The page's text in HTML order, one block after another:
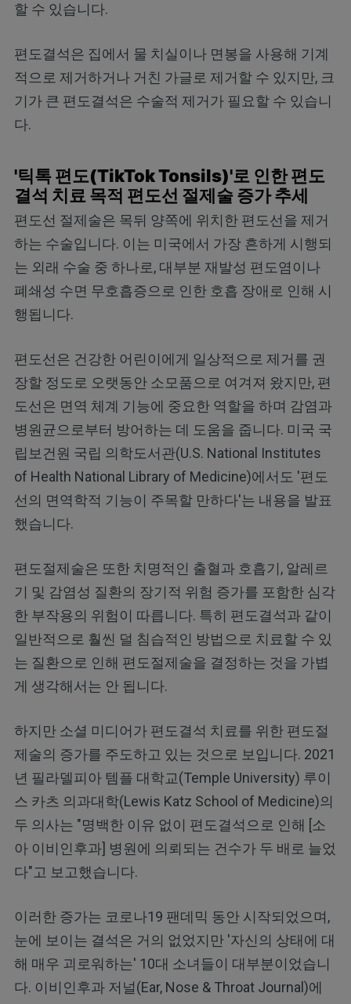
할 수 있습니다.
편도결석은 집에서 물 치실이나 면봉을 사용해 기계
적으로 제거하거나 거친 가글로 제거할 수 있지만, 크
기가 큰 편도결석은 수술적 제거가 필요할 수 있습니
다.
'틱톡 편도(TikTok Tonsils)'로 인한 편도
결석 치료 목적 편도선 절제술 증가 추세
편도선 절제술은 목뒤 양쪽에 위치한 편도선을 제거
하는 수술입니다. 이는 미국에서 가장 흔하게 시행되
는 외래 수술 중 하나로, 대부분 재발성 편도염이나
폐쇄성 수면 무호흡증으로 인한 호흡 장애로 인해 시
행됩니다.
편도선은 건강한 어린이에게 일상적으로 제거를 권
장할 정도로 오랫동안 소모품으로 여겨져 왔지만, 편
도선은 면역 체계 기능에 중요한 역할을 하며 감염과
병원균으로부터 방어하는 데 도움을 줍니다. 미국 국
립보건원 국립 의학도서관(U.S. National Institutes
of Health National Library of Medicine)에서도 '편도
선의 면역학적 기능이 주목할 만하다'는 내용을 발표
했습니다.
편도절제술은 또한 치명적인 출혈과 호흡기, 알레르
기 및 감염성 질환의 장기적 위험 증가를 포함한 심각
한 부작용의 위험이 따릅니다. 특히 편도결석과 같이
일반적으로 훨씬 덜 침습적인 방법으로 치료할 수 있
는 질환으로 인해 편도절제술을 결정하는 것을 가볍
게 생각해서는 안 됩니다.
하지만 소셜 미디어가 편도결석 치료를 위한 편도절
제술의 증가를 주도하고 있는 것으로 보입니다. 2021
년 필라델피아 템플 대학교(Temple University) 루이
스 카츠 의과대학(Lewis Katz School of Medicine)의
두 의사는 "명백한 이유 없이 편도결석으로 인해 [소
아 이비인후과] 병원에 의뢰되는 건수가 두 배로 늘었
다"고 보고했습니다.
이러한 증가는 코로나19 팬데믹 동안 시작되었으며,
눈에 보이는 결석은 거의 없었지만 '자신의 상태에 대
해 매우 괴로워하는' 10대 소녀들이 대부분이었습니
다. 이비인후과 저널(Ear, Nose & Throat Journal)에